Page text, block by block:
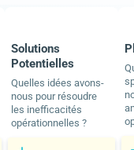
Solutions
Potentielles
Quelles idées avons-
nous pour résoudre
les inefficacités
opérationnelles ?